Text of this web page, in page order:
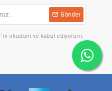
Gönder
'ni okudum ve kabul ediyorum.